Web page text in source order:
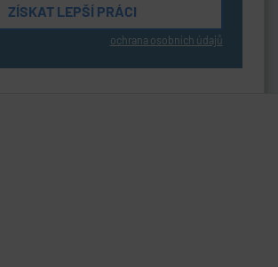
ochrana osobních údajů